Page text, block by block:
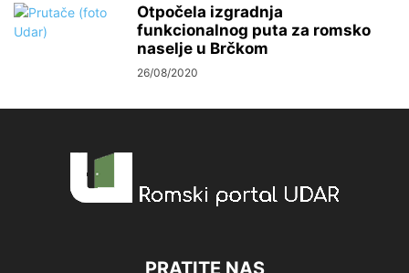
Otpočela izgradnja
funkcionalnog puta za romsko
naselje u Brčkom
26/08/2020
PRATITE NAS